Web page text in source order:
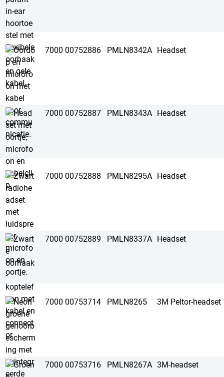
7000 00752886 PMLN8342A Headset
7000 00752887 PMLN8343A Headset
7000 00752888 PMLN8295A Headset
7000 00752889 PMLN8337A Headset
7000 00753714 PMLN8265 3M Peltor-headset
7000 00753716 PMLN8267A 3M-headset